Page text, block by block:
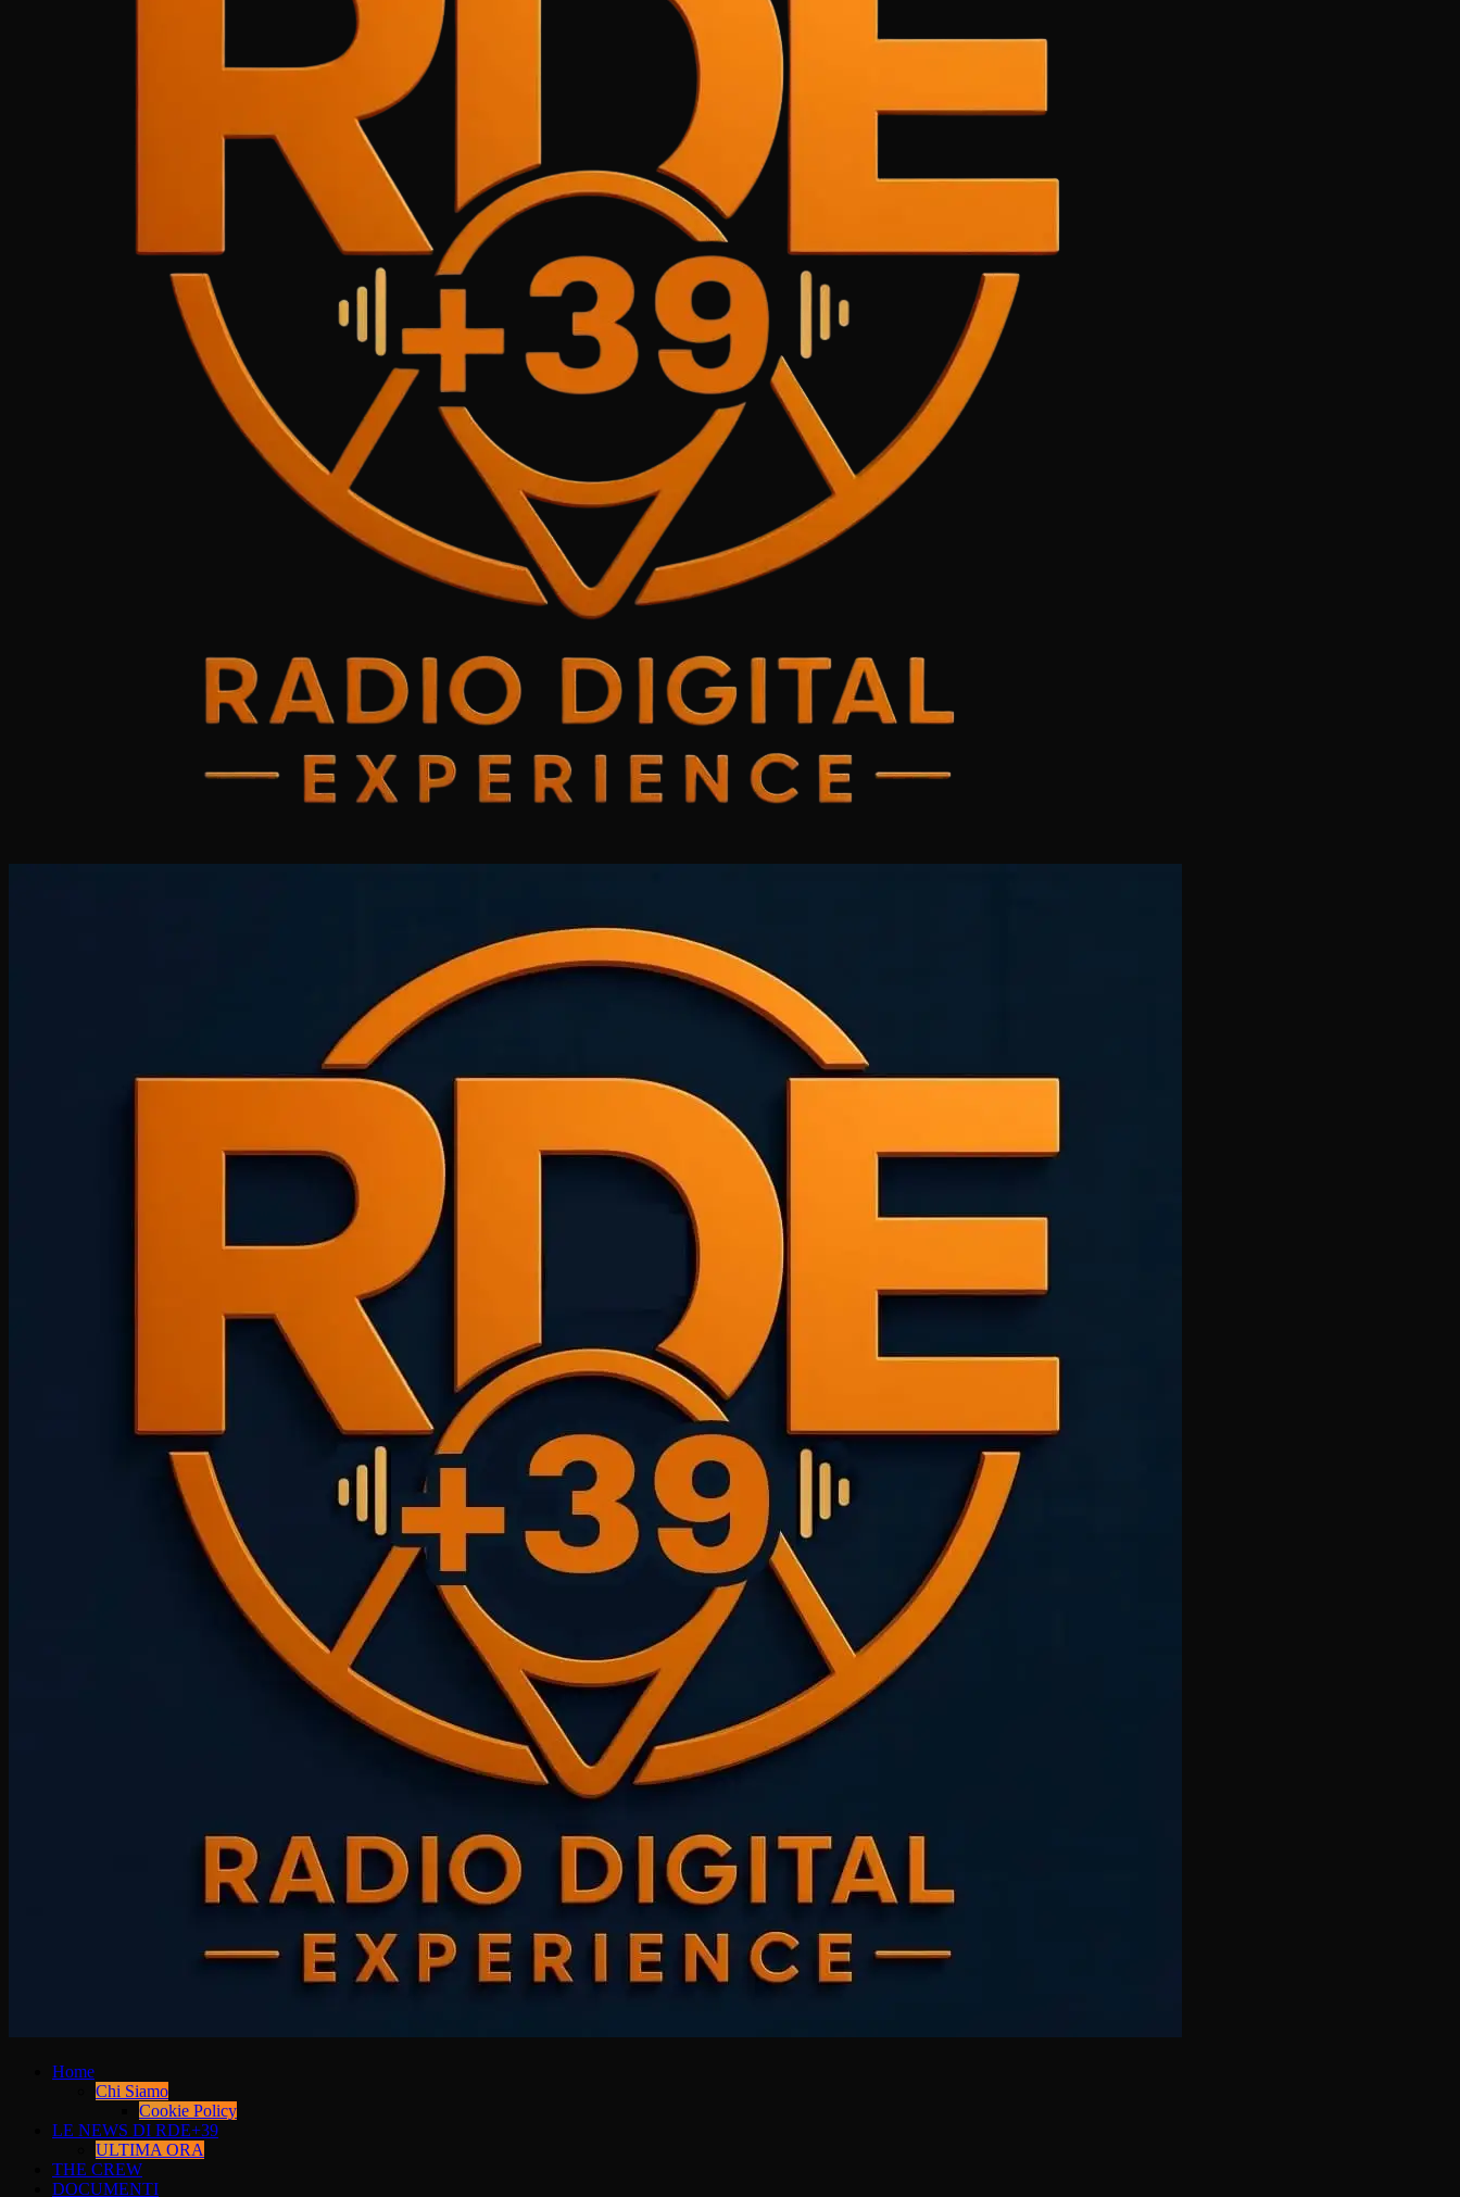
Home
Chi Siamo
Cookie Policy
LE NEWS DI RDE+39
ULTIMA ORA
THE CREW
DOCUMENTI